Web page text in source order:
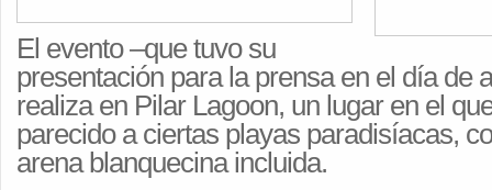
El evento –que tuvo su
presentación para la prensa en el día de
realiza en Pilar Lagoon, un lugar en el
parecido a ciertas playas paradisíacas,
arena blanquecina incluida.